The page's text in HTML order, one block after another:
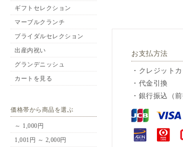
ギフトセレクション
マーブルクランチ
ブライダルセレクション
出産内祝い
グランデニッシュ
カートを見る
価格帯から商品を選ぶ
～ 1,000円
1,001円 ～ 2,000円
お支払方法
・クレジット
・代金引換
・銀行振込（前